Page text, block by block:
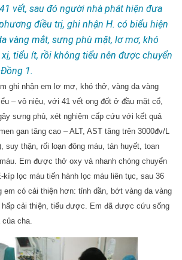
vết, sau đó người nhà phát hiện đưa
điều trị, ghi nhận H. có biểu hiện
vàng mắt, sưng phù mặt, lơ mơ, khó
tiểu ít, rồi không tiểu nên được chuyển
1.
ghi nhận em lơ mơ, khó thở, vàng da vàng
– vô niệu, với 41 vết ong đốt ở đầu mặt cổ,
sưng phù, xét nghiệm cấp cứu với kết quả
gan tăng cao – ALT, AST tăng trên 3000đv/L
suy thận, rối loạn đông máu, tán huyết, toan
Em được thở oxy và nhanh chóng chuyển
lọc máu tiến hành lọc máu liên tục, sau 36
em có cải thiện hơn: tỉnh dần, bớt vàng da vàng
hấp cải thiện, tiểu được. Em đã được cứu sống
của cha.